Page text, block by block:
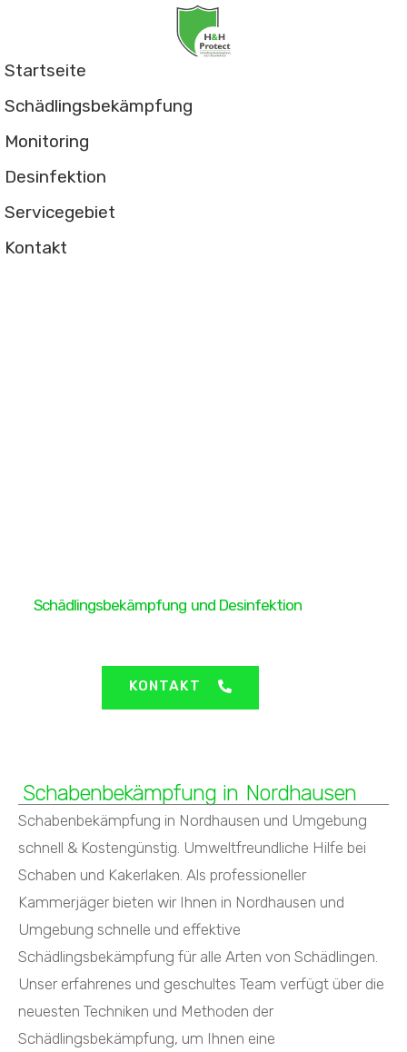
Startseite
Schädlingsbekämpfung
Monitoring
Desinfektion
Servicegebiet
Kontakt
Schädlingsbekämpfung und Desinfektion
Schabenbekämpfung in Nordhausen
Schabenbekämpfung in Nordhausen und Umgebung
schnell & Kostengünstig. Umweltfreundliche Hilfe bei
Schaben und Kakerlaken. Als professioneller
Kammerjäger bieten wir Ihnen in Nordhausen und
Umgebung schnelle und effektive
Schädlingsbekämpfung für alle Arten von Schädlingen.
Unser erfahrenes und geschultes Team verfügt über die
neuesten Techniken und Methoden der
Schädlingsbekämpfung, um Ihnen eine
KONTAKT